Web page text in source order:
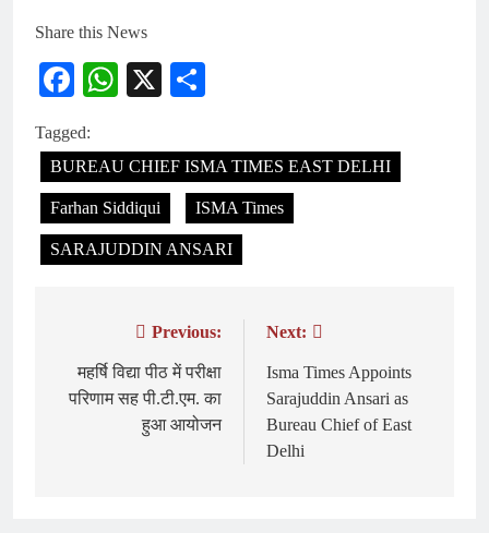
Share this News
Facebook
WhatsApp
X
Tagged:
BUREAU CHIEF ISMA TIMES EAST DELHI
Farhan Siddiqui ISMA Times
SARAJUDDIN ANSARI
navigation
Previous:
महर्षि विद्या पीठ में परीक्षा
परिणाम सह पी.टी.एम. का
हुआ आयोजन
Next:
Isma Times Appoints
Sarajuddin Ansari as
Bureau Chief of East
Delhi